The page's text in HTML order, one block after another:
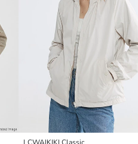
LCWAIKIKI Classic